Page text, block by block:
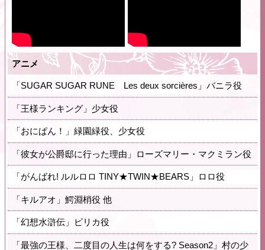
アニメ
「SUGAR SUGAR RUNE Les deux sorcières」バニラ役
「王様ランキング」少女役
「おにぱん！」緑園緑役、少女役
「彼女が公爵邸に行った理由」ローズマリー・マクミラン役
「がんばれ! ルルロロ TINY★TWIN★BEARS」ロロ役
「キルアオ」鰐淵梢役 他
「幻想水滸伝」ピリカ役
「最強の王様、二度目の人生は何をする? Season2」村の少